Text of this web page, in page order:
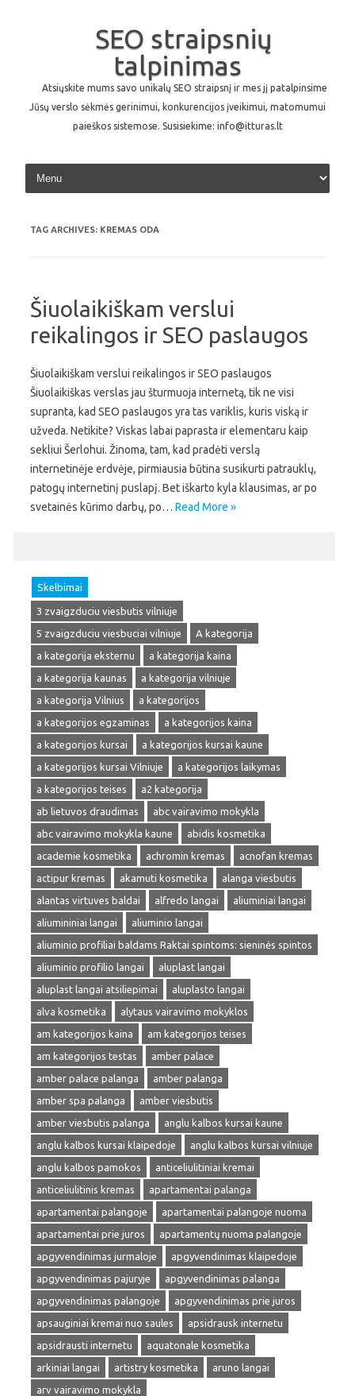
SEO straipsnių
talpinimas
Atsiųskite mums savo unikalų SEO straipsnį ir mes jį patalpinsime
Jūsų verslo sėkmės gerinimui, konkurencijos įveikimui, matomumui
paieškos sistemose. Susisiekime: info@itturas.lt
Skip to content
TAG ARCHIVES: KREMAS ODA
Šiuolaikiškam verslui
reikalingos ir SEO paslaugos
Šiuolaikiškam verslui reikalingos ir SEO paslaugos
Šiuolaikiškas verslas jau šturmuoja internetą, tik ne visi
supranta, kad SEO paslaugos yra tas variklis, kuris viską ir
užveda. Netikite? Viskas labai paprasta ir elementaru kaip
sekliui Šerlohui. Žinoma, tam, kad pradėti verslą
internetinėje erdvėje, pirmiausia būtina susikurti patrauklų,
patogų internetinį puslapį. Bet iškarto kyla klausimas, ar po
svetainės kūrimo darbų, po… Read More »
Skelbimai
3 zvaigzduciu viesbutis vilniuje
5 zvaigzduciu viesbuciai vilniuje
A kategorija
a kategorija eksternu
a kategorija kaina
a kategorija kaunas
a kategorija vilniuje
a kategorija Vilnius
a kategorijos
a kategorijos egzaminas
a kategorijos kaina
a kategorijos kursai
a kategorijos kursai kaune
a kategorijos kursai Vilniuje
a kategorijos laikymas
a kategorijos teises
a2 kategorija
ab lietuvos draudimas
abc vairavimo mokykla
abc vairavimo mokykla kaune
abidis kosmetika
academie kosmetika
achromin kremas
acnofan kremas
actipur kremas
akamuti kosmetika
alanga viesbutis
alantas virtuves baldai
alfredo langai
aliuminiai langai
aliumininiai langai
aliuminio langai
aliuminio profiliai baldams Raktai spintoms: sieninės spintos
aliuminio profilio langai
aluplast langai
aluplast langai atsiliepimai
aluplasto langai
alva kosmetika
alytaus vairavimo mokyklos
am kategorijos kaina
am kategorijos teises
am kategorijos testas
amber palace
amber palace palanga
amber palanga
amber spa palanga
amber viesbutis
amber viesbutis palanga
anglu kalbos kursai kaune
anglu kalbos kursai klaipedoje
anglu kalbos kursai vilniuje
anglu kalbos pamokos
anticeliulitiniai kremai
anticeliulitinis kremas
apartamentai palanga
apartamentai palangoje
apartamentai palangoje nuoma
apartamentai prie juros
apartamentų nuoma palangoje
apgyvendinimas jurmaloje
apgyvendinimas klaipedoje
apgyvendinimas pajuryje
apgyvendinimas palanga
apgyvendinimas palangoje
apgyvendinimas prie juros
apsauginiai kremai nuo saules
apsidrausk internetu
apsidrausti internetu
aquatonale kosmetika
arkiniai langai
artistry kosmetika
aruno langai
arv vairavimo mokykla